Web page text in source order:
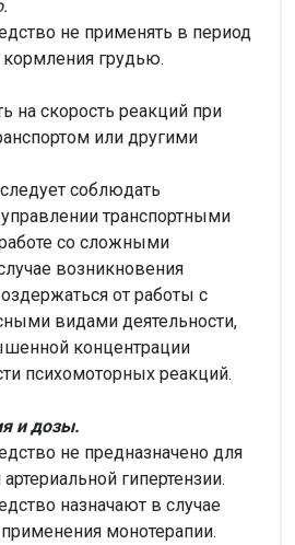
не применять в период
грудью.
на скорость реакций при
или другими
соблюдать
транспортными
со сложными
возникновения
от работы с
видами деятельности,
концентрации
психомоторных реакций.
и дозы.
не предназначено для
гипертензии.
назначают в случае
монотерапии.